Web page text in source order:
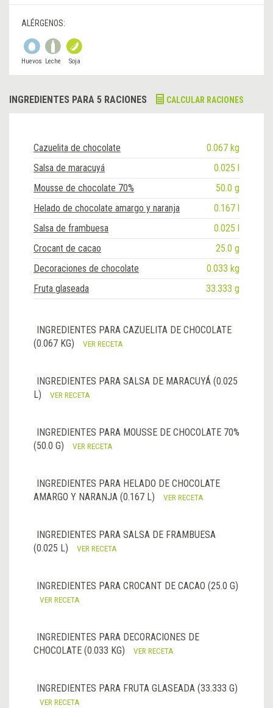
ALÉRGENOS:
Huevos Leche Soja
INGREDIENTES PARA 5 RACIONES CALCULAR RACIONES
Cazuelita de chocolate
0.067 kg
Salsa de maracuyá
0.025 l
Mousse de chocolate 70%
50.0 g
Helado de chocolate amargo y naranja
0.167 l
Salsa de frambuesa
0.025 l
Crocant de cacao
25.0 g
Decoraciones de chocolate
0.033 kg
Fruta glaseada
33.333 g
INGREDIENTES PARA CAZUELITA DE CHOCOLATE
(0.067 KG)
VER RECETA
INGREDIENTES PARA SALSA DE MARACUYÁ (0.025
L)
VER RECETA
INGREDIENTES PARA MOUSSE DE CHOCOLATE 70%
(50.0 G)
VER RECETA
INGREDIENTES PARA HELADO DE CHOCOLATE
AMARGO Y NARANJA (0.167 L)
VER RECETA
INGREDIENTES PARA SALSA DE FRAMBUESA
(0.025 L)
VER RECETA
INGREDIENTES PARA CROCANT DE CACAO (25.0 G)
VER RECETA
INGREDIENTES PARA DECORACIONES DE
CHOCOLATE (0.033 KG)
VER RECETA
INGREDIENTES PARA FRUTA GLASEADA (33.333 G)
VER RECETA